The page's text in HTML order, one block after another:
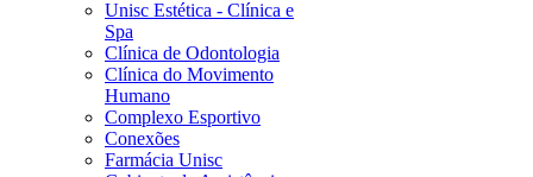
Unisc Estética - Clínica e
Spa
Clínica de Odontologia
Clínica do Movimento
Humano
Complexo Esportivo
Conexões
Farmácia Unisc